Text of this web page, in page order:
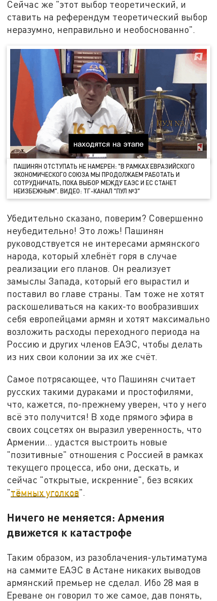
Сейчас же "этот выбор теоретический, и
ставить на референдум теоретический выбор
неразумно, неправильно и необоснованно".
ПАШИНЯН ОТСТУПАТЬ НЕ НАМЕРЕН: "В РАМКАХ ЕВРАЗИЙСКОГО
ЭКОНОМИЧЕСКОГО СОЮЗА МЫ ПРОДОЛЖАЕМ РАБОТАТЬ И
СОТРУДНИЧАТЬ, ПОКА ВЫБОР МЕЖДУ ЕАЭС И ЕС СТАНЕТ
НЕИЗБЕЖНЫМ". ВИДЕО: ТГ-КАНАЛ "ПУЛ №3"
Убедительно сказано, поверим? Совершенно
неубедительно! Это ложь! Пашинян
руководствуется не интересами армянского
народа, который хлебнёт горя в случае
реализации его планов. Он реализует
замыслы Запада, который его вырастил и
поставил во главе страны. Там тоже не хотят
раскошеливаться на каких-то вообразивших
себя европейцами армян и хотят максимально
возложить расходы переходного периода на
Россию и других членов ЕАЭС, чтобы делать
из них свои колонии за их же счёт.
Самое потрясающее, что Пашинян считает
русских такими дураками и простофилями,
что, кажется, по-прежнему уверен, что у него
всё это получится! В ходе прямого эфира в
своих соцсетях он выразил уверенность, что
Армении… удастся выстроить новые
"позитивные" отношения с Россией в рамках
текущего процесса, ибо они, дескать, и
сейчас "открытые, искренние", без всяких
"тёмных уголков".
Ничего не меняется: Армения
движется к катастрофе
Таким образом, из разоблачения-ультиматума
на саммите ЕАЭС в Астане никаких выводов
армянский премьер не сделал. Ибо 28 мая в
Ереване он говорил то же самое, дав понять,